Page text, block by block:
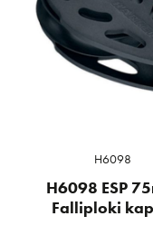
H6098
H6098 ESP
Falliploki